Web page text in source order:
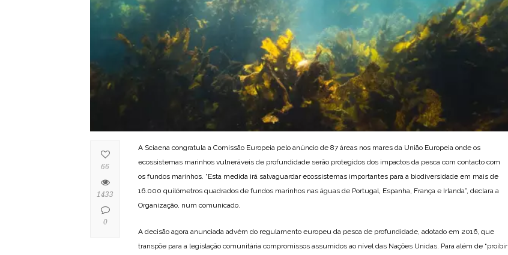
A Sciaena congratula a Comissão Europeia pelo anúncio de 87 áreas nos mares da União Europeia onde os
ecossistemas marinhos vulneráveis de profundidade serão protegidos dos impactos da pesca com contacto com
os fundos marinhos. “Esta medida irá salvaguardar ecossistemas importantes para a biodiversidade em mais de
16.000 quilómetros quadrados de fundos marinhos nas águas de Portugal, Espanha, França e Irlanda”, declara a
Organização, num comunicado.
A decisão agora anunciada advém do regulamento europeu da pesca de profundidade, adotado em 2016, que
transpõe para a legislação comunitária compromissos assumidos ao nível das Nações Unidas. Para além de “proibir
66
1433
0